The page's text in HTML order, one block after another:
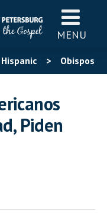
MENU
Hispanic > Obispos
Piden